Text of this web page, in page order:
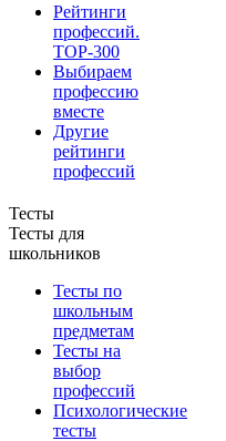
Рейтинги
профессий.
TOP-300
Выбираем
профессию
вместе
Другие
рейтинги
профессий
Тесты
Тесты для
школьников
Тесты по
школьным
предметам
Тесты на
выбор
профессий
Психологические
тесты